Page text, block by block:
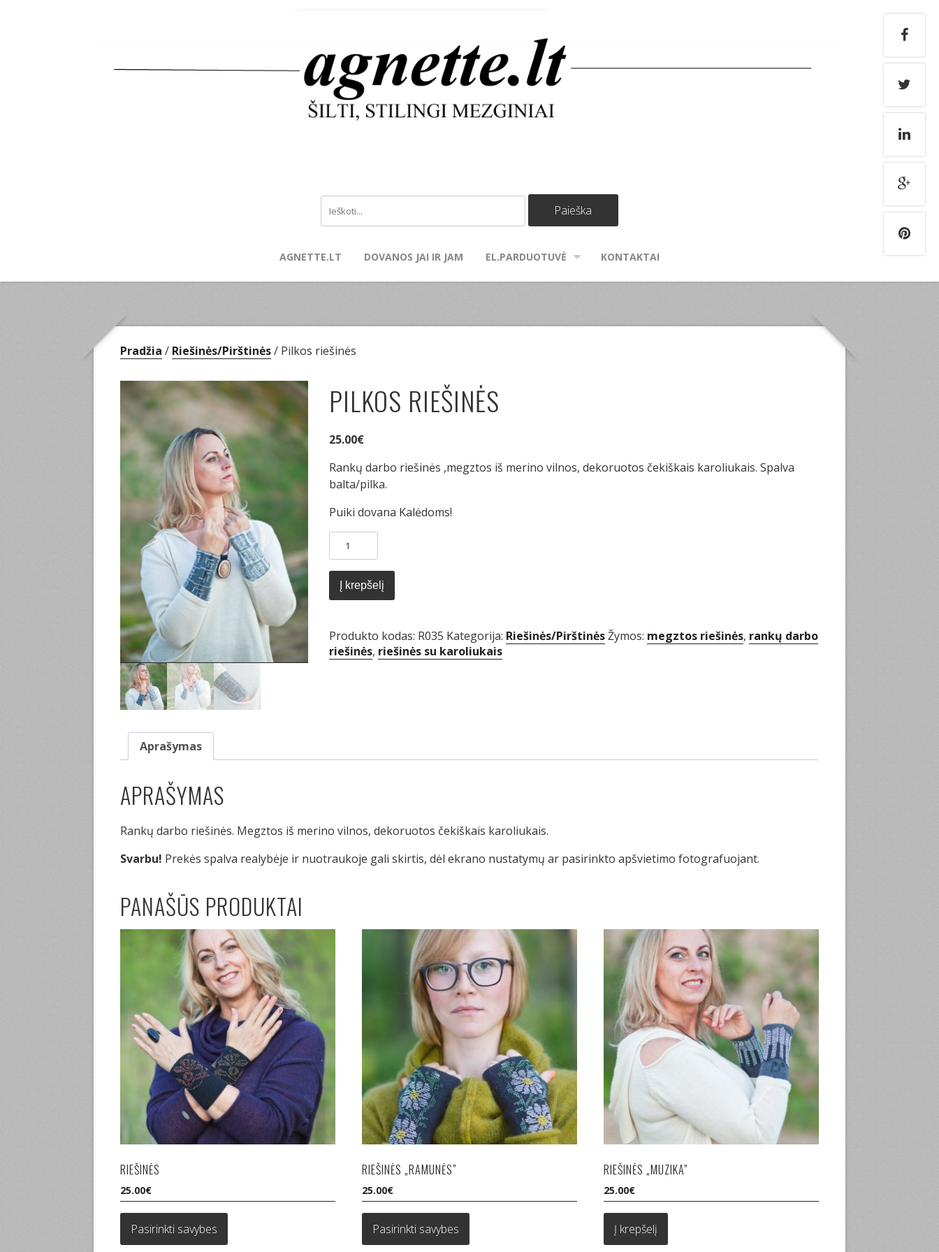
AGNETTE.LT DOVANOS JAI IR JAM EL.PARDUOTUVĖ KONTAKTAI
Pradžia / Riešinės/Pirštinės/ Pilkos riešinės
PILKOS RIEŠINĖS
25.00€
Rankų darbo riešinės ,megztos iš merino vilnos, dekoruotos čekiškais karoliukais. Spalva
balta/pilka.
Puiki dovana Kalėdoms!
kiekis:
Pilkos
riešinės
Į krepšelį
Produkto kodas: R035 Kategorija: Riešinės/Pirštinės Žymos: megztos riešinės, rankų darbo
riešinės, riešinės su karoliukais
Aprašymas
APRAŠYMAS
Rankų darbo riešinės. Megztos iš merino vilnos, dekoruotos čekiškais karoliukais.
Svarbu! Prekės spalva realybėje ir nuotraukoje gali skirtis, dėl ekrano nustatymų ar pasirinkto apšvietimo fotografuojant.
PANAŠŪS PRODUKTAI
RIEŠINĖS
25.00€
Pasirinkti savybes
has
RIEŠINĖS „RAMUNĖS”
25.00€
Pasirinkti savybes
This
has
RIEŠINĖS „MUZIKA”
25.00€
Į krepšelį